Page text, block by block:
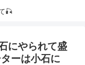
🎣
にやられて盛
ーは小石に